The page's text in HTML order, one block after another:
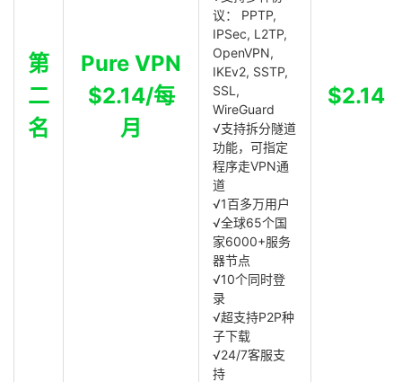
第
二
名
Pure VPN
$2.14/每
月
议： PPTP,
IPSec, L2TP,
OpenVPN,
IKEv2, SSTP,
SSL,
WireGuard
√支持拆分隧道
功能，可指定
程序走VPN通
道
√1百多万用户
√全球65个国
家6000+服务
器节点
√10个同时登
录
√超支持P2P种
子下载
√24/7客服支
持
$2.14